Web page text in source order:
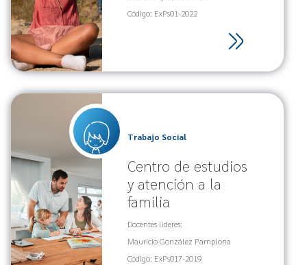
Código: ExPs01-2022
Trabajo Social
Centro de estudios
y atención a la
familia
Docentes lideres:
Mauricio González Pamplona
Código: ExPs017-2019